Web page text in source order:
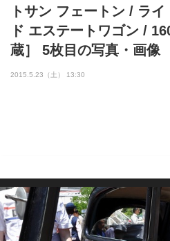
トサン フェートン / ラ
ド エステートワゴン /
蔵］ 5枚目の写真・画像
2015.5.23（土） 13:30